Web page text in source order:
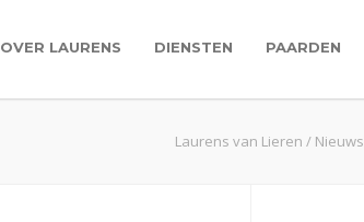
OVER LAURENS DIENSTEN PAARDEN
Laurens van Lieren / Nieuws